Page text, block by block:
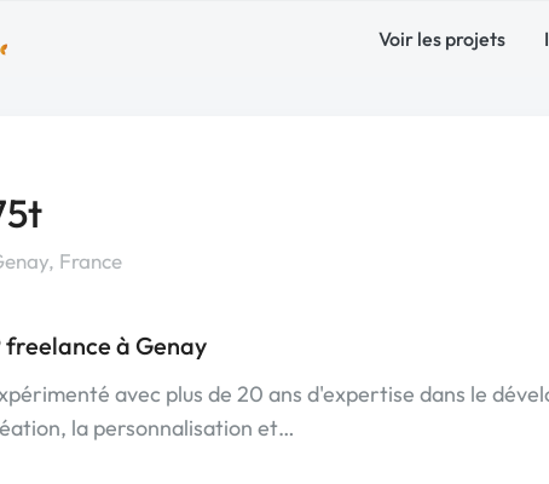
Voir les projets
France
freelance à Genay
avec plus de 20 ans d'expertise dans le
la personnalisation et…